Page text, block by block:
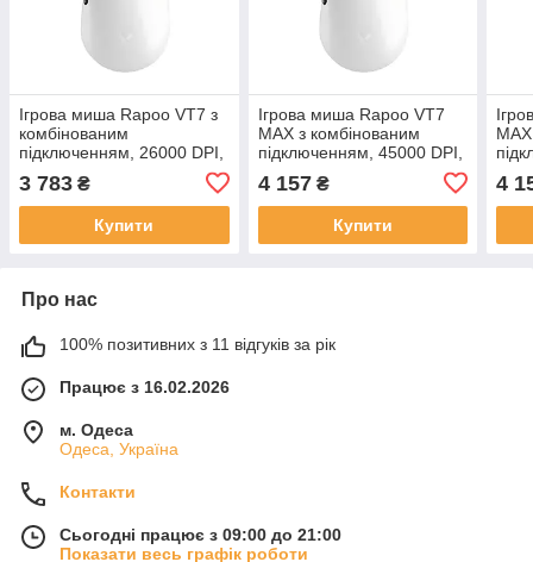
Ігрова миша Rapoo VT7 з
комбінованим
підключенням, 26000 DPI,
8kHz, white +зарядна база
з RGB-підсвічуванням
3 783 ₴
Купити
Ігрова миша Rapoo VT7
MAX з комбінованим
підключенням, 45000 DPI,
4 157₴
Купити
4
Про нас
100% позитивних з 11 відгуків за рік
Працює з 16.02.2026
м. Одеса
Одеса, Україна
Контакти
Сьогодні працює з 09:00 до 21:00
Показати весь графік роботи